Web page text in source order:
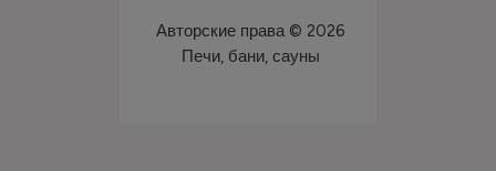
Авторские права © 2026
Печи, бани, сауны